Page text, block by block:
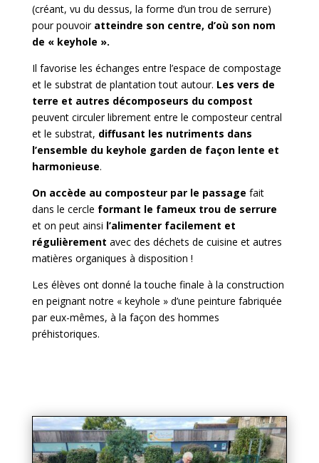
(créant, vu du dessus, la forme d’un trou de serrure)
pour pouvoir atteindre son centre, d’où son nom
de « keyhole ».
Il favorise les échanges entre l’espace de compostage
et le substrat de plantation tout autour. Les vers de
terre et autres décomposeurs du compost
peuvent circuler librement entre le composteur central
et le substrat, diffusant les nutriments dans
l’ensemble du keyhole garden de façon lente et
harmonieuse.
On accède au composteur par le passage fait
dans le cercle formant le fameux trou de serrure
et on peut ainsi l’alimenter facilement et
régulièrement avec des déchets de cuisine et autres
matières organiques à disposition !
Les élèves ont donné la touche finale à la construction
en peignant notre « keyhole » d’une peinture fabriquée
par eux-mêmes, à la façon des hommes
préhistoriques.